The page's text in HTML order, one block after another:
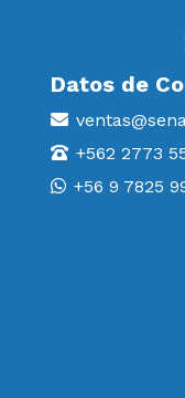
Datos de
+562 2773
+56 9 7825